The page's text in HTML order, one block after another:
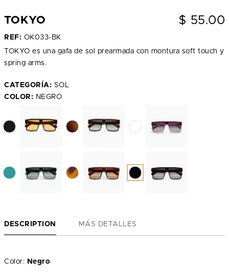
TOKYO $ 55.00
REF: OK033-BK
TOKYO es una gafa de sol prearmada con montura soft touch y
spring arms.
CATEGORÍA: SOL
COLOR: NEGRO
DESCRIPTION MÁS DETALLES
Color: Negro